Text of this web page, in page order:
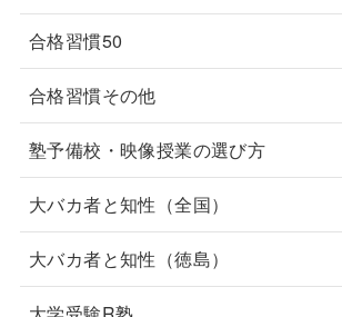
合格習慣50
合格習慣その他
塾予備校・映像授業の選び方
大バカ者と知性（全国）
大バカ者と知性（徳島）